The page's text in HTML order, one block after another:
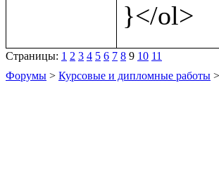
Страницы: 1 2 3 4 5 6 7 8 9 10 11
Форумы > Курсовые и дипломные работы